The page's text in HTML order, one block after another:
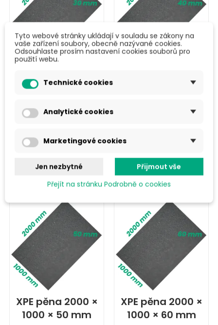
1000 × 30 mm
1 249 Kč
Do košíku
1000 × 40 mm
Do košíku
XPE pěna 2000 ×
1000 × 50 mm
XPE pěna 2000 ×
1000 × 60 mm
Tyto webové stránky ukládají v souladu se zákony na
vaše zařízení soubory, obecně nazývané cookies.
Odsouhlaste prosím nastavení cookies souborů pro
použití webu.
Technické cookies
Analytické cookies
Marketingové cookies
Jen nezbytné
Přijmout vše
Přejít na stránku Podrobně o cookies